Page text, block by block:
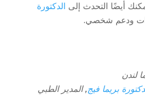
أيضًا التحدث إلى الدكتورة
ودعم شخصي.
لندن
بريما فيج, المدير الطبي